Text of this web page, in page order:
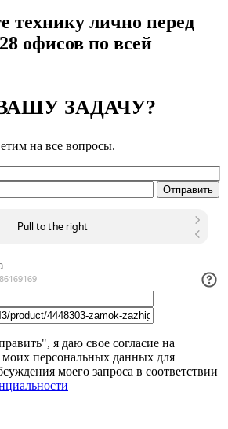
технику лично перед
офисов по всей
ЗАДАЧУ?
на все вопросы.
я даю свое согласие на
моих персональных данных для
моего запроса в соответствии